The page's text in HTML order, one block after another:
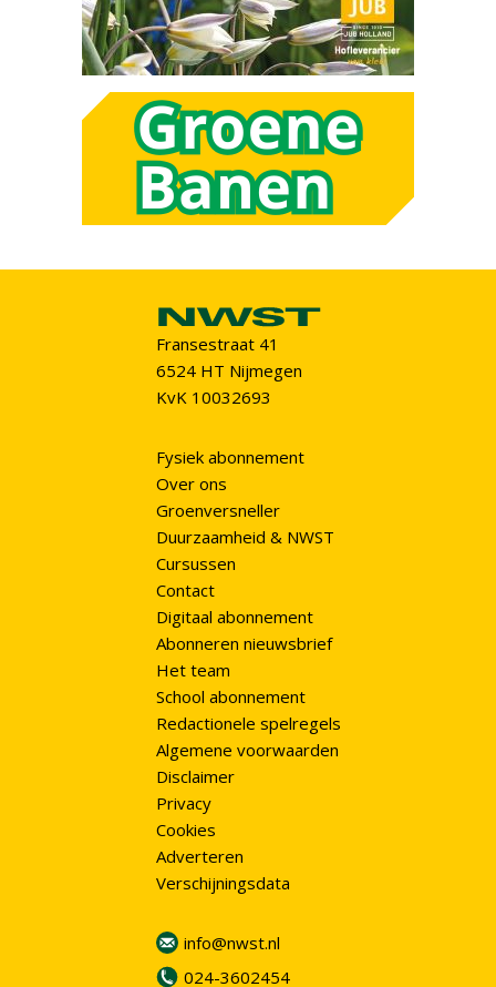
Fransestraat 41
6524 HT Nijmegen
KvK 10032693
Fysiek abonnement
Over ons
Groenversneller
Duurzaamheid & NWST
Cursussen
Contact
Digitaal abonnement
Abonneren nieuwsbrief
Het team
School abonnement
Redactionele spelregels
Algemene voorwaarden
Disclaimer
Privacy
Cookies
Adverteren
Verschijningsdata
info@nwst.nl
024-3602454